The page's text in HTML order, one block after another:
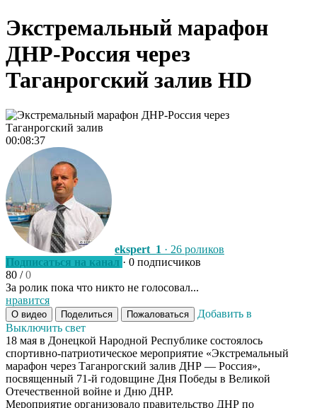
Экстремальный марафон
ДНР-Россия через
Таганрогский залив HD
00:08:37
ekspert_1 · 26 роликов
Подписаться на канал · 0 подписчиков
80 /0
За ролик пока что никто не голосовал...
нравится
О видео Поделиться Пожаловаться
Добавить в
Выключить свет
18 мая в Донецкой Народной Республике состоялось
спортивно-патриотическое мероприятие «Экстремальный
марафон через Таганрогский залив ДНР — Россия»,
посвященный 71-й годовщине Дня Победы в Великой
Отечественной войне и Дню ДНР.
Мероприятие организовало правительство ДНР по